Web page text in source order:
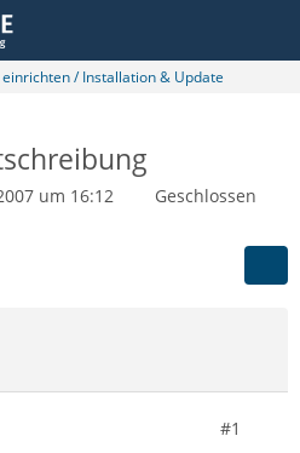
/ Installation & Update
um 16:12
Geschlossen
#1